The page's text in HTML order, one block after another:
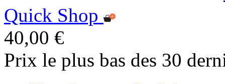
Quick Shop
40,00 €
Prix le plus bas des 30